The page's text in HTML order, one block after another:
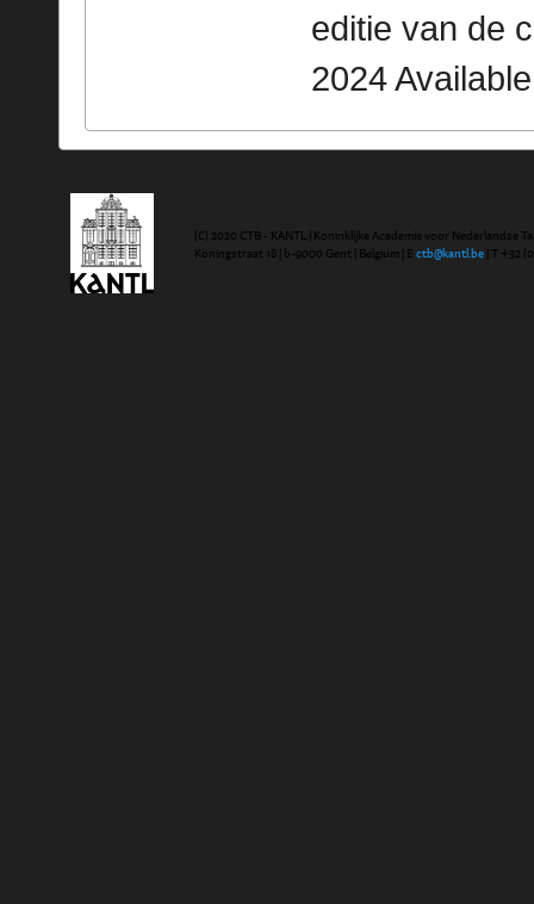
editie van de
2024
(C) 2020 CTB - KANTL | Koninklijke Academie voor Nederlandse
Koningstraat 18 | b-9000 Gent | Belgium | E ctb@kantl.be | T +32